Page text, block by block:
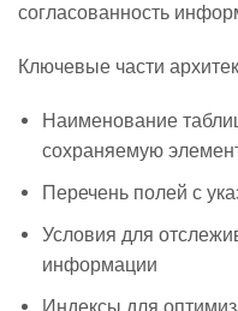
согласованность
Ключевые части
Наименование
сохраняемую
Перечень полей с
Условия для
информации